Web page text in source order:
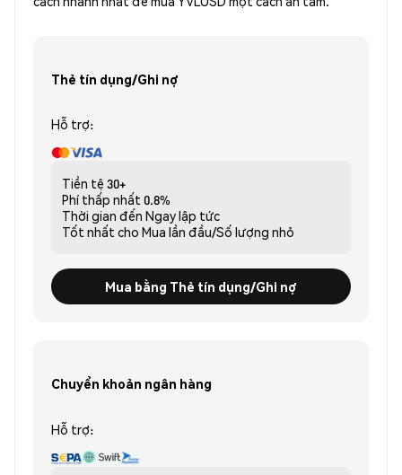
Thẻ tín dụng/Ghi nợ
Hỗ trợ:
Tiền tệ 30+
Phí thấp nhất 0.8%
Thời gian đến Ngay lập tức
Tốt nhất cho Mua lần đầu/Số lượng nhỏ
Mua bằng Thẻ tín dụng/Ghi nợ
Chuyển khoản ngân hàng
Hỗ trợ: